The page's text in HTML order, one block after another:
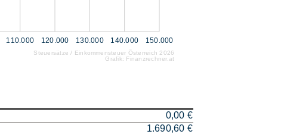
110.000 120.000 130.000 140.000 150.000
Steuersätze / Einkommensteuer Österreich 2026
Grafik: Finanzrechner.at
0,00 €
1.690,60 €